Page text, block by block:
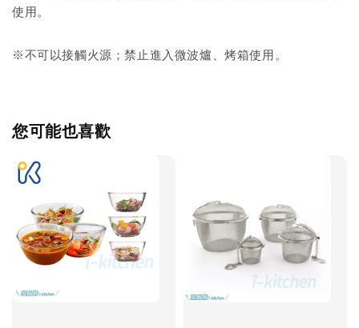
使用。
※不可以接觸火源；禁止進入微波爐、烤箱使用。
您可能也喜歡